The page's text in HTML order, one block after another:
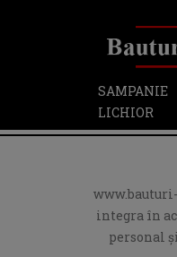
SAMPANIE
LICHIOR
integra în
personal